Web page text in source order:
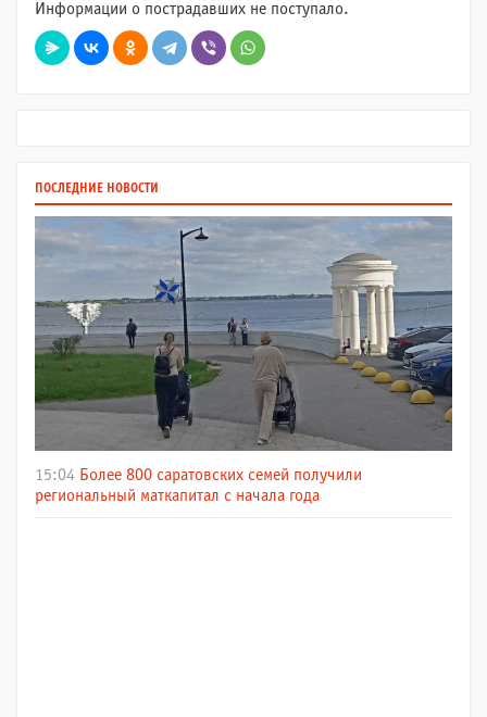
Информации о пострадавших не поступало.
ПОСЛЕДНИЕ НОВОСТИ
15:04 Более 800 саратовских семей получили
региональный маткапитал с начала года